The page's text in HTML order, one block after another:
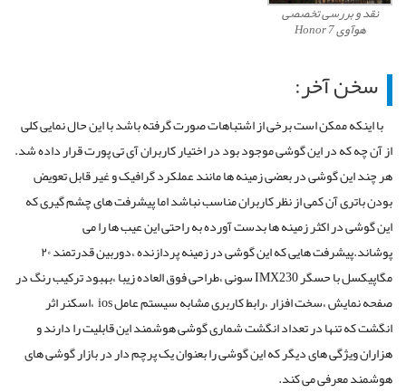
نقد و بررسی تخصصی
هوآوی Honor 7
سخن آخر:
با اینکه ممکن است برخی از اشتباهات صورت گرفته باشد با این حال نمایی کلی
از آن چه که در این گوشی موجود بود در اختیار کاربران آی تی پورت قرار داده شد.
هر چند این گوشی در بعضی زمینه ها مانند عملکرد گرافیک و غیر قابل تعویض
بودن باتری آن کمی از نظر کاربران مناسب نباشد اما پیشرفت های چشم گیری که
این گوشی در اکثر زمینه ها بدست آورده به راحتی این عیب ها را می
پوشاند.پیشرفت هایی که این گوشی در زمینه پردازنده ،دوربین قدرتمند ۲۰
مگاپیکسل با حسگر IMX230 سونی ،طراحی فوق العاده زیبا ،بهبود ترکیب رنگ در
صفحه نمایش ،سخت افزار ،رابط کاربری مشابه سیستم عامل ios ،اسکنر اثر
انگشت که تنها در تعداد انگشت شماری گوشی هوشمند این قابلیت را دارند و
هزاران ویژگی های دیگر که این گوشی را بعنوان یک پرچم دار در بازار گوشی های
هوشمند معرفی می کند.